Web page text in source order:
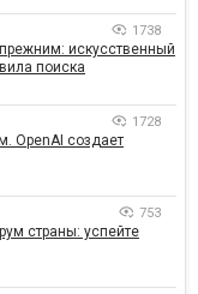
1738
искусственный
поиска
1728
OpenAI создает
753
страны: успейте